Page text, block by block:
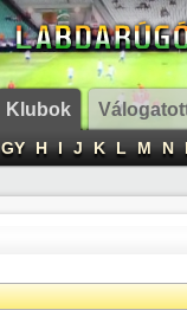
Klubok
GY H I J K L M N